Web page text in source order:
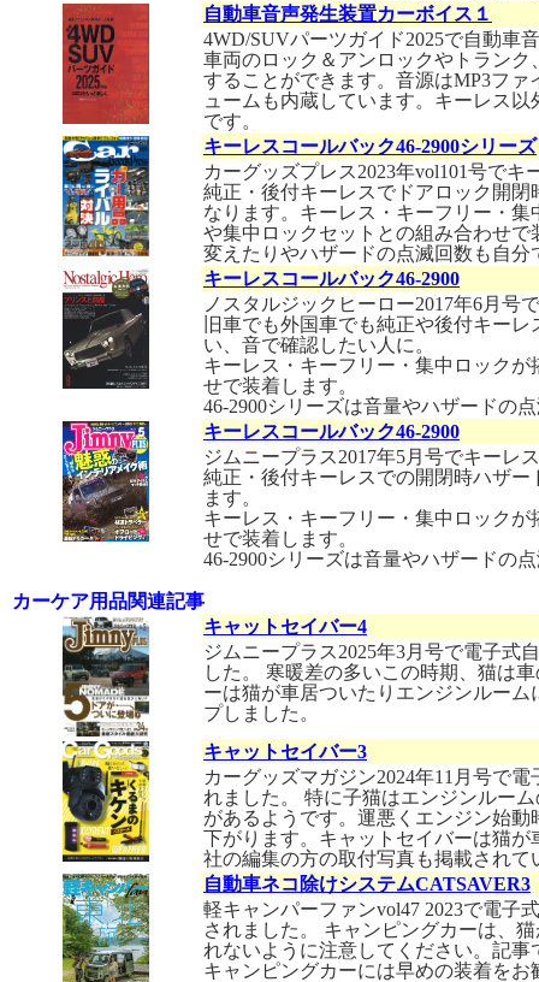
自動車音声発生装置カーボイス１
4WD/SUVパーツガイド2025で自動車
車両のロック＆アンロックやトラン
することができます。音源はMP3フ
ュームも内蔵しています。キーレス
です。
キーレスコールバック46-2900シリーズ
カーグッズプレス2023年vol101号で
純正・後付キーレスでドアロック開
なります。キーレス・キーフリー・
や集中ロックセットとの組み合わせで
変えたりやハザードの点滅回数も自
キーレスコールバック46-2900
ノスタルジックヒーロー2017年6月号
旧車でも外国車でも純正や後付キー
い、音で確認したい人に。
キーレス・キーフリー・集中ロック
せで装着します。
46-2900シリーズは音量やハザードの
キーレスコールバック46-2900
ジムニープラス2017年5月号でキーレ
純正・後付キーレスでの開閉時ハザ
ます。
キーレス・キーフリー・集中ロック
せで装着します。
46-2900シリーズは音量やハザードの
カーケア用品関連記事
キャットセイバー4
ジムニープラス2025年3月号で電子式
した。 寒暖差の多いこの時期、猫は
ーは猫が車居ついたりエンジンルー
プしました。
キャットセイバー3
カーグッズマガジン2024年11月号で
れました。 特に子猫はエンジンルー
があるようです。運悪くエンジン始
下がります。キャットセイバーは猫
社の編集の方の取付写真も掲載されて
自動車ネコ除けシステムCATSAVER3
軽キャンパーファンvol47 2023で電子
されました。 キャンピングカーは、
れないように注意してください。記
キャンピングカーには早めの装着をお